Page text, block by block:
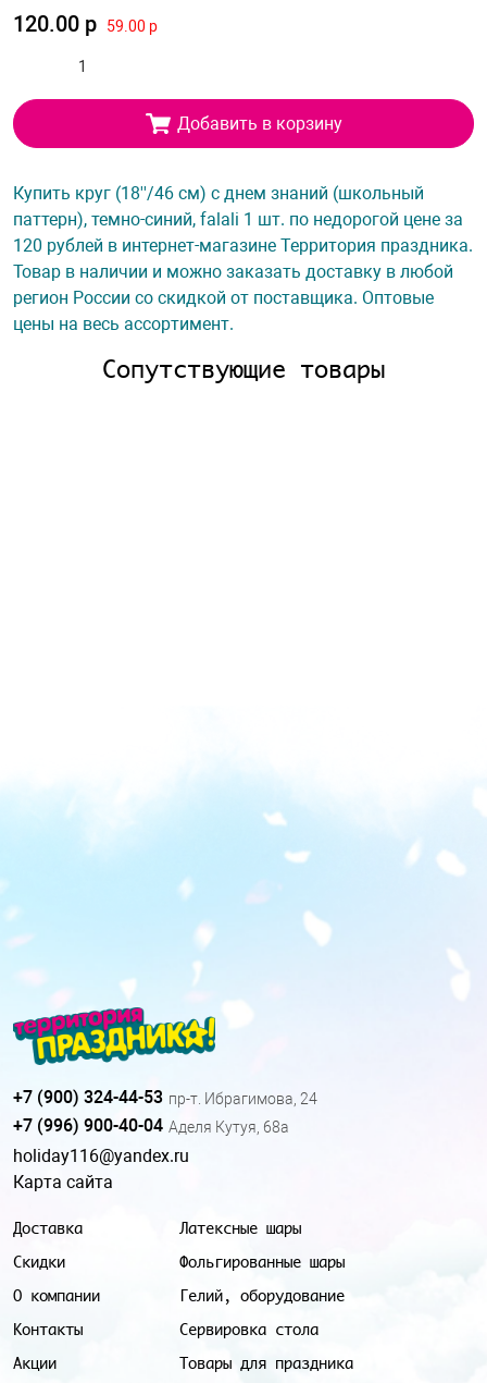
120.00 р 59.00 р
Добавить в корзину
Купить круг (18''/46 см) с днем знаний (школьный
паттерн), темно-синий, falali 1 шт. по недорогой цене за
120 рублей в интернет-магазине Территория праздника.
Товар в наличии и можно заказать доставку в любой
регион России со скидкой от поставщика. Оптовые
цены на весь ассортимент.
Сопутствующие товары
Доставка
Скидки
О компании
Контакты
Акции
Латексные шары
Фольгированные шары
Гелий, оборудование
Сервировка стола
Товары для праздника
+7 (900) 324-44-53 пр-т. Ибрагимова, 24
+7 (996) 900-40-04 Аделя Кутуя, 68а
holiday116@yandex.ru
Карта сайта